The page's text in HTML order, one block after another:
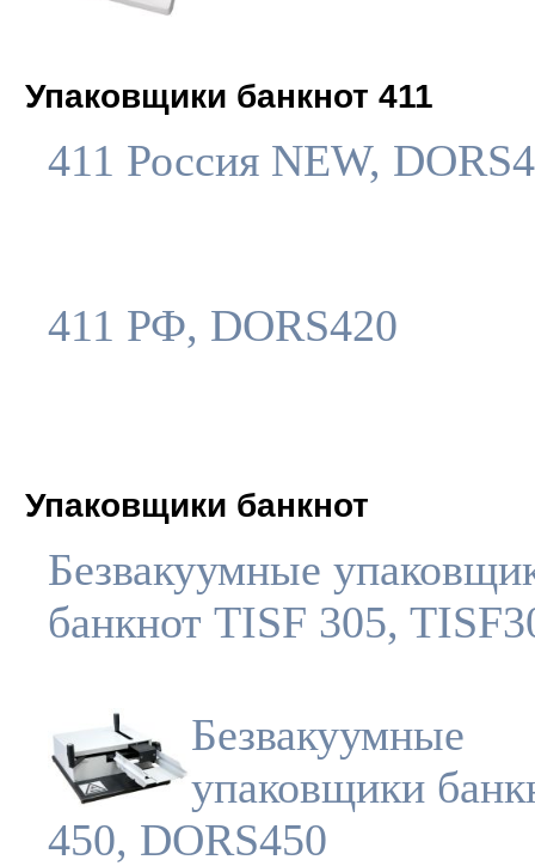
Упаковщики банкнот 411
411 Россия NEW,
411 РФ, DORS420
Упаковщики банкнот
Безвакуумные
банкнот TISF 305,
Безвакуумные
упаковщики
450, DORS450